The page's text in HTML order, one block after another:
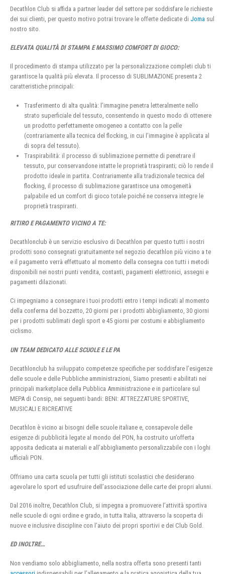
Decathlon Club si affida a partner leader del settore per soddisfare le richieste
dei sui clienti, per questo motivo potrai trovare le offerte dedicate di Joma sul
nostro sito.
ELEVATA QUALITÀ DI STAMPA E MASSIMO COMFORT DI GIOCO:
Il procedimento di stampa utilizzato per la personalizzazione completi club ti
garantisce la qualità più elevata. Il processo di SUBLIMAZIONE presenta 2
caratteristiche principali:
Trasferimento di alta qualità: l’immagine penetra letteralmente nello
strato superficiale del tessuto, consentendo in questo modo di ottenere
un prodotto perfettamente omogeneo a contatto con la pelle
(contrariamente alla tecnica del flocking, in cui l’immagine è applicata al
di sopra del tessuto).
Traspirabilità: il processo di sublimazione permette di penetrare il
tessuto, pur conservandone intatte le proprietà traspiranti; ciò lo rende il
prodotto ideale in partita. Contrariamente alla tradizionale tecnica del
flocking, il processo di sublimazione garantisce una omogeneità
palpabile ed un comfort di gioco totale poiché ne conserva integre le
proprietà traspiranti.
RITIRO E PAGAMENTO VICINO A TE:
Decathlonclub è un servizio esclusivo di Decathlon per questo tutti i nostri
prodotti sono consegnati gratuitamente nel negozio decathlon più vicino a te
e il pagamento verrà effettuato al momento della consegna con tutti i metodi
disponibili nei nostri punti vendita, contanti, pagamenti elettronici, assegni e
pagamenti dilazionati.
Ci impegniamo a consegnare i tuoi prodotti entro i tempi indicati al momento
della conferma del bozzetto, 20 giorni per i prodotti abbigliamento, 30 giorni
per i prodotti sublimati degli sport e 45 giorni per costumi e abbigliamento
ciclismo.
UN TEAM DEDICATO ALLE SCUOLE E LE PA
Decathlonclub ha sviluppato competenze specifiche per soddisfare l’esigenze
delle scuole e delle Pubbliche amministrazioni, Siamo presenti e abilitati nei
principali marketplace della Pubblica Amministrazione e in particolare sul
MEPA di Consip, nei seguenti bandi: BENI: ATTREZZATURE SPORTIVE,
MUSICALI E RICREATIVE
Decathlon è vicino ai bisogni delle scuole italiane e, consapevole delle
esigenze di pubblicità legate al mondo del PON, ha costruito un’offerta
apposita dedicata ai materiali e all’abbigliamento personalizzabile con i loghi
ufficiali PON.
Offriamo una carta scuola per tutti gli istituti scolastici che desiderano
agevolare lo sport ed usufruire dell’associazione delle carte dei propri alunni.
Dal 2016 inoltre, Decathlon Club, si impegna a promuovere l’attività sportiva
nelle scuole di ogni ordine e grado, in tutta Italia, attraverso la scoperta di
nuove e inclusive discipline con l’aiuto dei propri sportivi e dei Club Gold.
ED INOLTRE…
Non vendiamo solo abbigliamento, nella nostra offerta sono presenti tanti